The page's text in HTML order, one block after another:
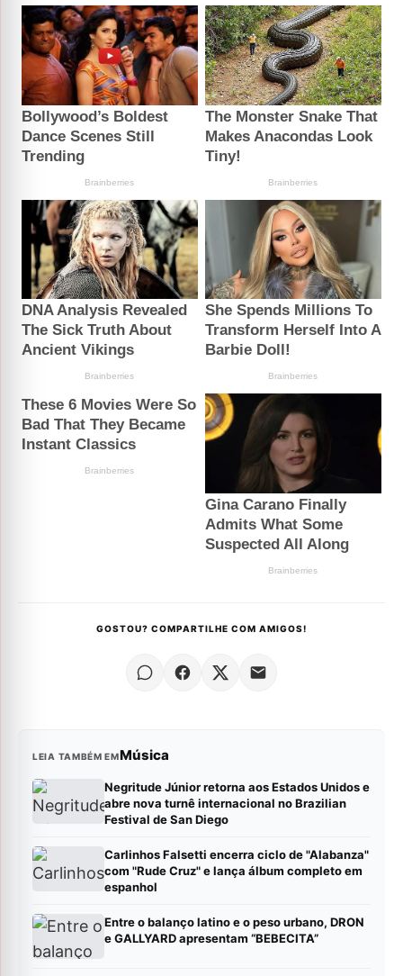
GOSTOU? COMPARTILHE COM AMIGOS!
LEIA TAMBÉM EMMúsica
Negritude Júnior retorna aos Estados Unidos e
abre nova turnê internacional no Brazilian
Festival de San Diego
Carlinhos Falsetti encerra ciclo de "Alabanza"
com "Rude Cruz" e lança álbum completo em
espanhol
Entre o balanço latino e o peso urbano, DRON
e GALLYARD apresentam “BEBECITA”